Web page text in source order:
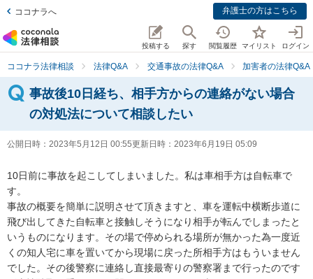
ココナラへ 弁護士の方はこちら
投稿する 探す 閲覧履歴 マイリスト ログイン
ココナラ法律相談 法律Q&A 交通事故の法律Q&A 加害者の法律Q&A
事故後10日経ち、相手方からの連絡がない場合
の対処法について相談したい
公開日時： 2023年5月12日 00:55更新日時： 2023年6月19日 05:09
10日前に事故を起こしてしまいました。私は車相手方は自転車で
す。
事故の概要を簡単に説明させて頂きますと、車を運転中横断歩道に
飛び出してきた自転車と接触しそうになり相手が転んでしまったと
いうものになります。その場で停められる場所が無かった為一度近
くの知人宅に車を置いてから現場に戻った所相手方はもういません
でした。その後警察に連絡し直接最寄りの警察署まで行ったのです